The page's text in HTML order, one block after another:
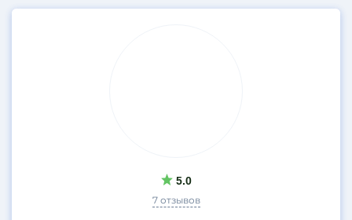
5.0
7 отзывов